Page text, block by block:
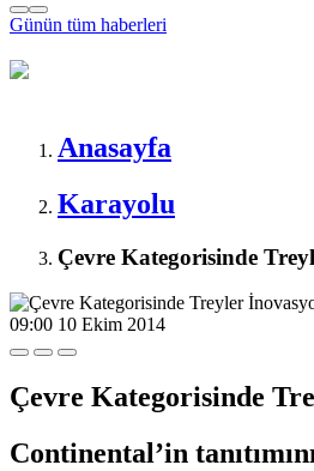
Günün tüm haberleri
Anasayfa
Karayolu
Çevre Kategorisinde
09:00 10 Ekim 2014
Çevre Kategorisinde
Continental’in